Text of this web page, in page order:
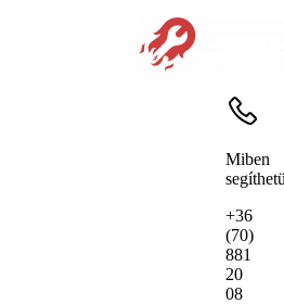
Miben
+36
(70)
881
20
08